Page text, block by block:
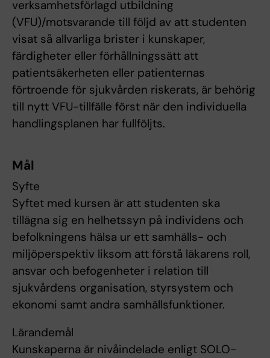
verksamhetsförlagd utbildning
(VFU)/motsvarande till följd av att studenten
visat så allvarliga brister i kunskaper,
färdigheter eller förhållningssätt att
patientsäkerheten eller patienternas
förtroende för sjukvården riskerats, är behörig
till nytt VFU-tillfälle först när den individuella
handlingsplanen har fullföljts.
Mål
Syfte
Syftet med kursen är att studenten ska
tillägna sig en helhetssyn på individens och
befolkningens hälsa ur ett samhälls- och
miljöperspektiv liksom att förstå läkarens roll,
ansvar och befogenheter i relation till
sjukvårdens organisation, styrsystem och
ekonomi samt andra samhällsfunktioner.
Lärandemål
Kunskaperna är nivåindelade enligt SOLO-